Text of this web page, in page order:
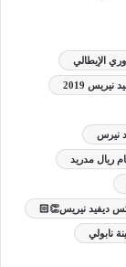
الإيطالي
نيريس 2019
نيرس
ريال مدريد
ديفيد نيريس👏🏻
نابولي